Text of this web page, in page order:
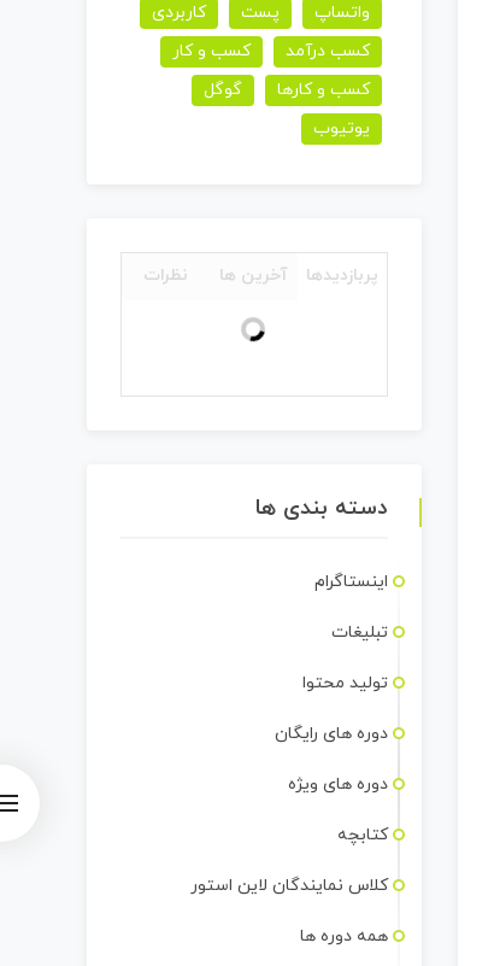
واتساپ
پست
کاربردی
کسب درآمد
کسب و کار
کسب و کارها
گوگل
یوتیوب
پربازدیدها آخرین ها نظرات
دسته بندی ها
اینستاگرام
تبلیغات
تولید محتوا
دوره های رایگان
دوره های ویژه
کتابچه
کلاس نمایندگان لاین استور
همه دوره ها